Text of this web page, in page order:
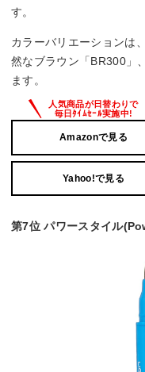
す。
カラーバリエーションは
然なブラウン「BR300」
ます。
Amazonで見る
Yahoo!で見る
第7位 パワースタイル